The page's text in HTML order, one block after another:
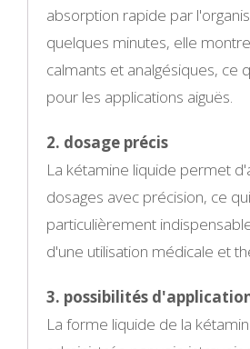
absorption rapide par
quelques minutes, elle
calmants et analgésiques, ce
pour les applications aiguës.
2. dosage précis
La kétamine liquide permet
dosages avec précision, ce
particulièrement
d'une utilisation médicale et
3. possibilités
La forme liquide de la